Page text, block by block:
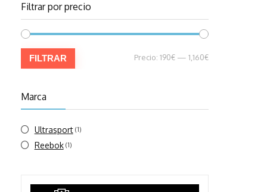
Filtrar por precio
Precio
Precio
FILTRAR Precio:190€ —1,160€
Marca
Ultrasport (1)
Reebok (1)